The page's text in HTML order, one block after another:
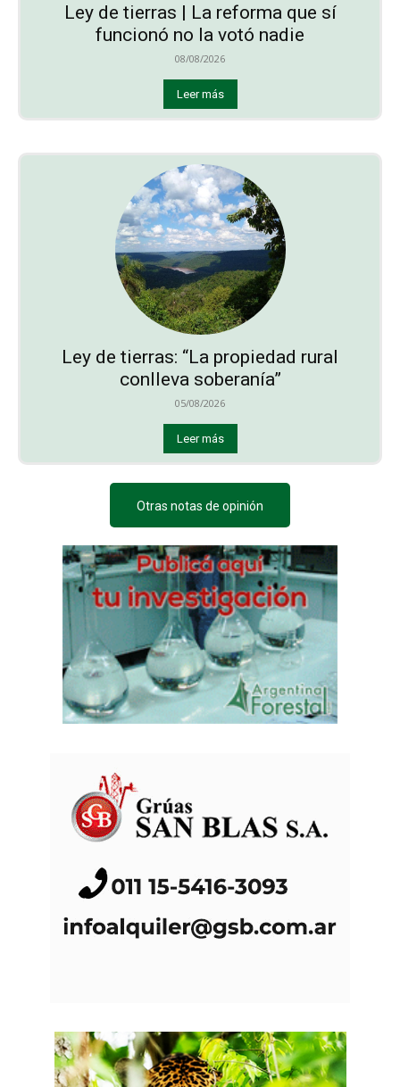
Ley de tierras | La reforma que sí
funcionó no la votó nadie
08/08/2026
Leer más
Ley de tierras: “La propiedad rural
conlleva soberanía”
05/08/2026
Leer más
Otras notas de opinión